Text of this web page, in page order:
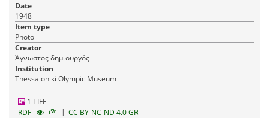
Date
1948
Item type
Photo
Creator
Άγνωστος δημιουργός
Institution
Thessaloniki Olympic Museum
1 TIFF
RDF
| CC BY-NC-ND 4.0 GR